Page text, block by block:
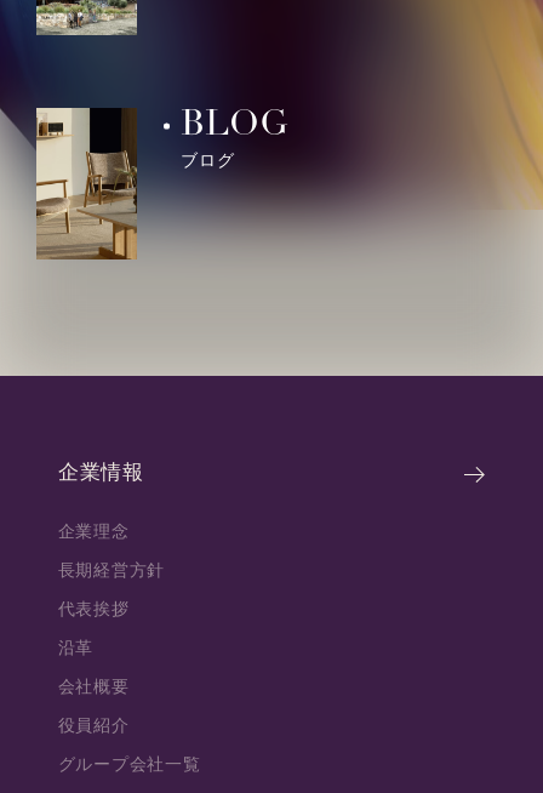
BLOG
ブログ
企業情報
企業理念
長期経営方針
代表挨拶
沿革
会社概要
役員紹介
グループ会社一覧